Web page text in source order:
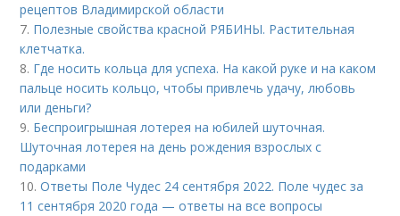
рецептов Владимирской области
7. Полезные свойства красной РЯБИНЫ. Растительная
клетчатка.
8. Где носить кольца для успеха. На какой руке и на каком
пальце носить кольцо, чтобы привлечь удачу, любовь
или деньги?
9. Беспроигрышная лотерея на юбилей шуточная.
Шуточная лотерея на день рождения взрослых с
подарками
10.Ответы Поле Чудес 24 сентября 2022. Поле чудес за
11 сентября 2020 года — ответы на все вопросы